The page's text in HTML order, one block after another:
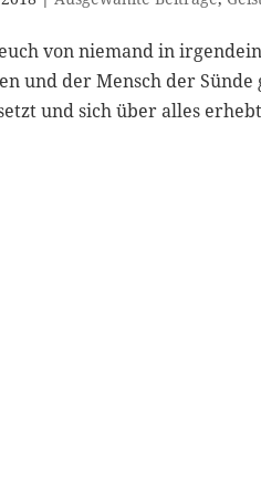
von niemand in
und der Mensch der
und sich über alles